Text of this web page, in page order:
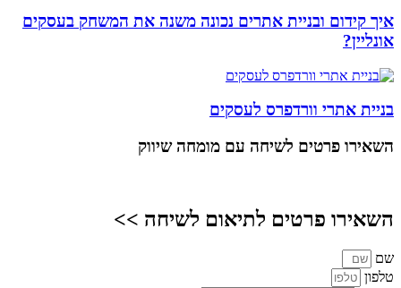
איך קידום ובניית אתרים נכונה משנה את המשחק בעסקים
אונליין?
בניית אתרי וורדפרס לעסקים
השאירו פרטים לשיחה עם מומחה שיווק
השאירו פרטים לתיאום לשיחה >>
שם
טלפון